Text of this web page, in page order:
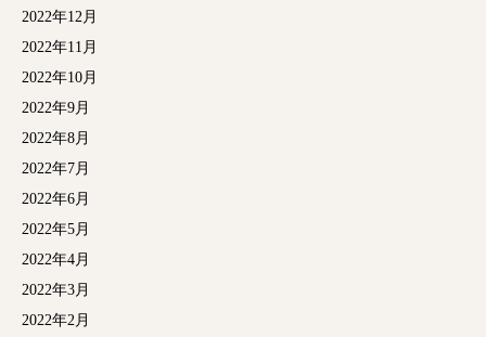
2022年12月
2022年11月
2022年10月
2022年9月
2022年8月
2022年7月
2022年6月
2022年5月
2022年4月
2022年3月
2022年2月